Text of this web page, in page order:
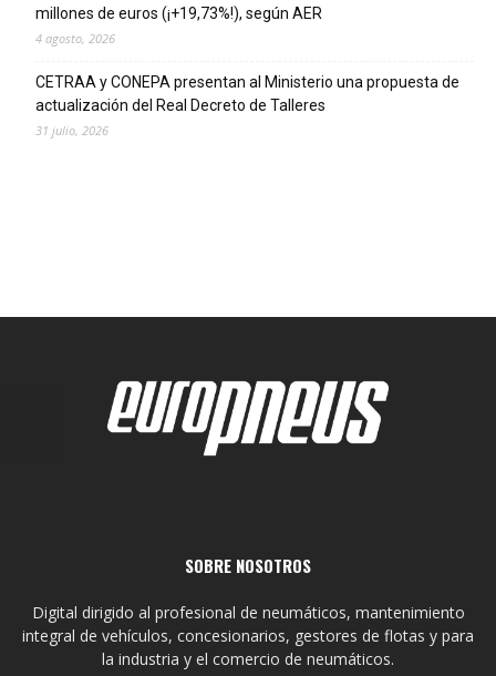
millones de euros (¡+19,73%!), según AER
4 agosto, 2026
CETRAA y CONEPA presentan al Ministerio una propuesta de
actualización del Real Decreto de Talleres
31 julio, 2026
SOBRE NOSOTROS
Digital dirigido al profesional de neumáticos, mantenimiento
integral de vehículos, concesionarios, gestores de flotas y para
la industria y el comercio de neumáticos.